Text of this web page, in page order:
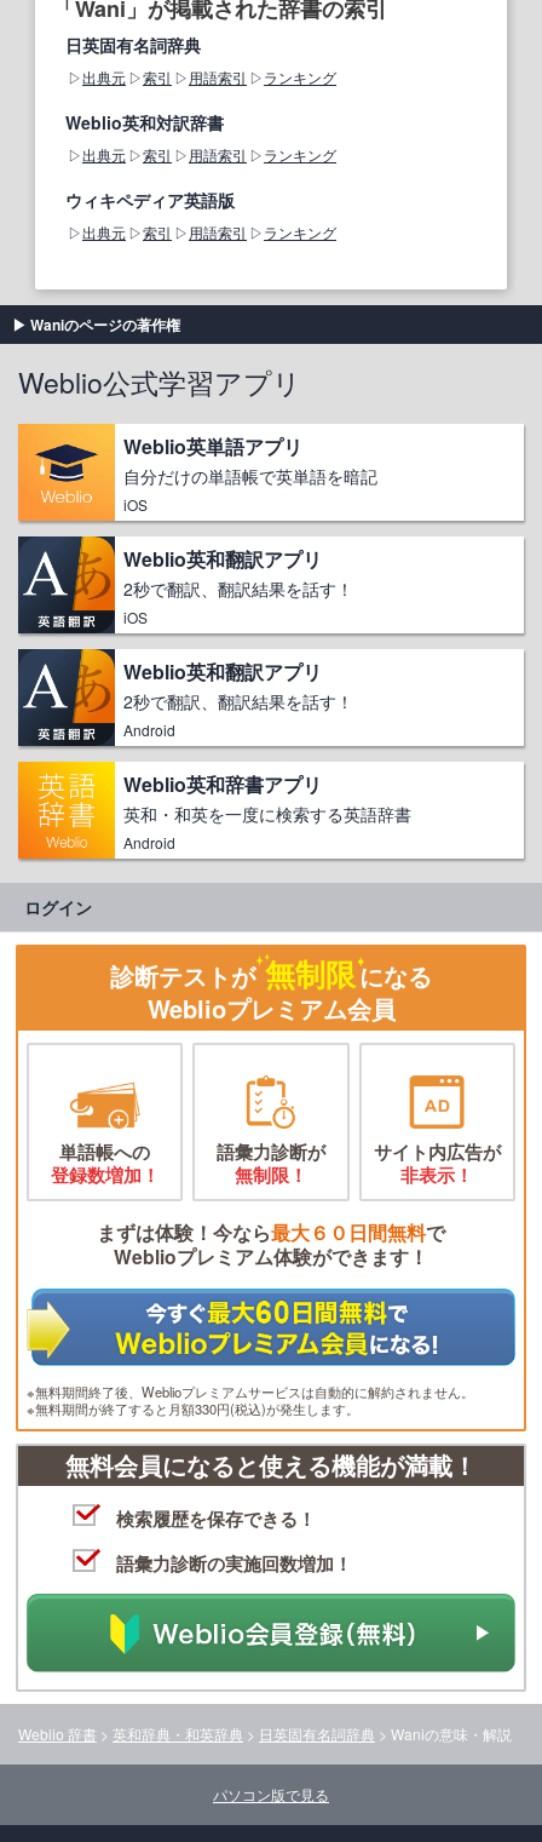
「Wani」が掲載された辞書の索引
日英固有名詞辞典
出典元 索引 用語索引 ランキング
Weblio英和対訳辞書
出典元 索引 用語索引 ランキング
ウィキペディア英語版
出典元 索引 用語索引 ランキング
Waniのページの著作権
Weblio公式学習アプリ
Weblio英単語アプリ
自分だけの単語帳で英単語を暗記
iOS
Weblio英和翻訳アプリ
2秒で翻訳、翻訳結果を話す！
iOS
Weblio英和翻訳アプリ
2秒で翻訳、翻訳結果を話す！
Android
Weblio英和辞書アプリ
英和・和英を一度に検索する英語辞書
Android
ログイン
診断テストが 無制限になる
Weblioプレミアム会員
単語帳への
登録数増加！
語彙力診断が
無制限！
サイト内広告が
非表示！
まずは体験！今なら最大６０日間無料で
Weblioプレミアム体験ができます！
※無料期間終了後、Weblioプレミアムサービスは自動的に解約されません。
※無料期間が終了すると月額330円(税込)が発生します。
無料会員になると使える機能が満載！
検索履歴を保存できる！
語彙力診断の実施回数増加！
Weblio 辞書 > 英和辞典・和英辞典 > 日英固有名詞辞典 > Waniの意味・解説
パソコン版で見る